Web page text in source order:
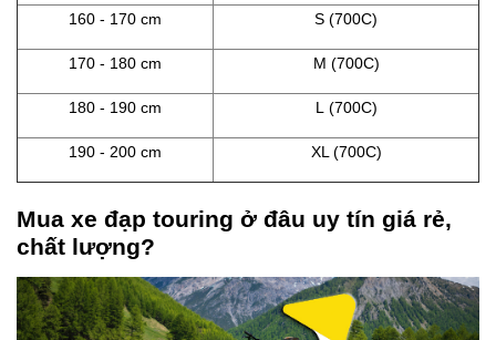
160 - 170 cm S (700C)
170 - 180 cm M (700C)
180 - 190 cm L (700C)
190 - 200 cm XL (700C)
Mua xe đạp touring ở đâu uy tín giá rẻ,
chất lượng?